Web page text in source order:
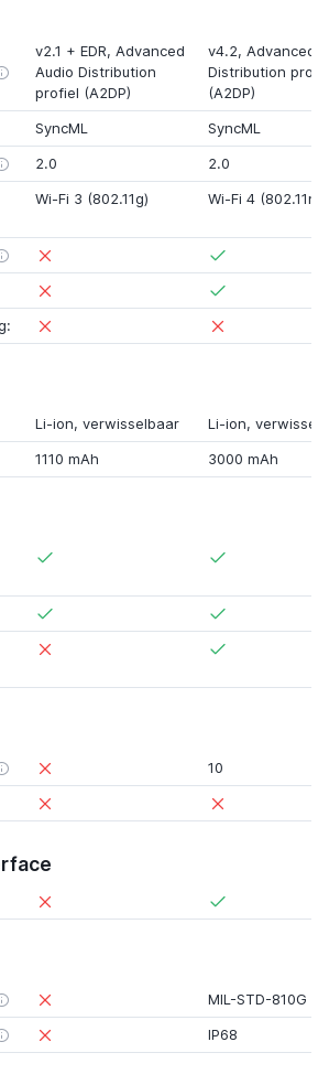
v2.1 + EDR, Advanced
Audio Distribution
profiel (A2DP)
v4.2, Advanced
Distribution
(A2DP)
SyncML
SyncML
2.0
2.0
Wi-Fi 3 (802.11g) Wi-Fi 4 (802.11n)
Li-ion, verwisselbaar Li-ion,
1110 mAh 3000 mAh
10
MIL-STD-810G
IP68